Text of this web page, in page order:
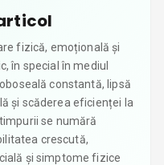
fizică, emoțională și
în special în mediul
constantă, lipsă
și scăderea eficienței la
se numără
crescută,
și simptome fizice